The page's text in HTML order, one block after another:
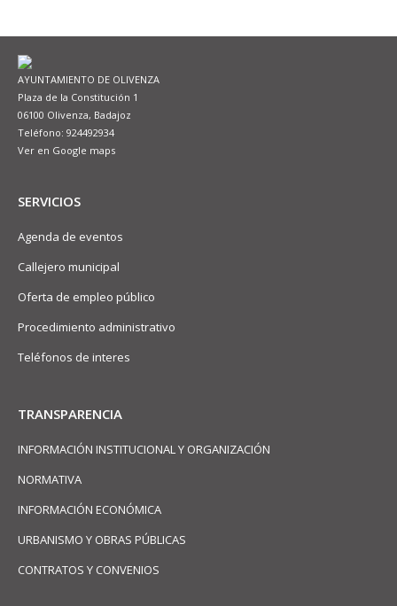
AYUNTAMIENTO DE OLIVENZA
Plaza de la Constitución 1
06100 Olivenza, Badajoz
Teléfono: 924492934
Ver en Google maps
SERVICIOS
Agenda de eventos
Callejero municipal
Oferta de empleo público
Procedimiento administrativo
Teléfonos de interes
TRANSPARENCIA
INFORMACIÓN INSTITUCIONAL Y ORGANIZACIÓN
NORMATIVA
INFORMACIÓN ECONÓMICA
URBANISMO Y OBRAS PÚBLICAS
CONTRATOS Y CONVENIOS